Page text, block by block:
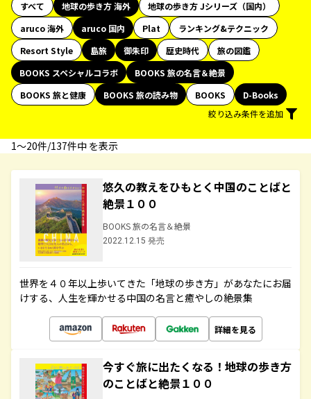
すべて 地球の歩き方 海外
地球の歩き方 Jシリーズ（国内）
aruco 海外
aruco 国内 Plat
ランキング&テクニック
Resort Style
島旅 御朱印 歴史時代
旅の図鑑
BOOKS スペシャルコラボ
BOOKS 旅の名言＆絶景
BOOKS 旅と健康
BOOKS 旅の読み物 BOOKS
D-Books
絞り込み条件を追加
1〜20件/137件中 を表示
悠久の教えをひもとく中国のことばと
絶景１００
BOOKS 旅の名言＆絶景
2022.12.15 発売
世界を４０年以上歩いてきた「地球の歩き方」があなたにお届
けする、人生を輝かせる中国の名言と癒やしの絶景集
詳細を見る
今すぐ旅に出たくなる！地球の歩き方
のことばと絶景１００